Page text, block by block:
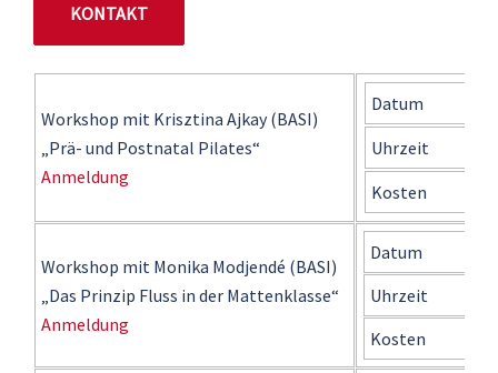
KONTAKT
Workshop mit Krisztina Ajkay (BASI)
„Prä- und Postnatal Pilates“
Anmeldung
Datum
Uhrzeit
Kosten
Workshop mit Monika Modjendé (BASI)
„Das Prinzip Fluss in der Mattenklasse“
Anmeldung
Datum
Uhrzeit
Kosten